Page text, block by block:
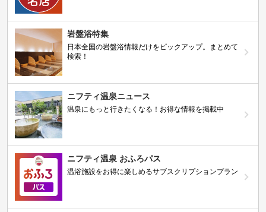
岩盤浴特集
日本全国の岩盤浴情報だけをピックアップ。まとめて
検索！
ニフティ温泉ニュース
温泉にもっと行きたくなる！お得な情報を掲載中
ニフティ温泉 おふろパス
温浴施設をお得に楽しめるサブスクリプションプラン